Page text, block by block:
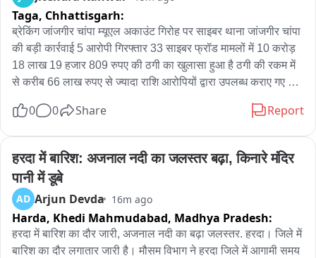
Taga, Chhattisgarh:
ब्रेकिंग जांजगीर चांपा म्यूएल अकाउंट गिरोह पर साइबर थाना जांजगीर चांपा
की बड़ी कार्रवाई 5 आरोपी गिरफ्तार 33 साइबर फ्रॉड मामलों में 10 करोड़
18 लाख 19 हजार 809 रुपए की ठगी का खुलासा हुआ है ठगी की रकम में
से करीब 66 लाख रुपए से ज्यादा राशि आरोपियों द्वारा उपलब्ध कराए गए
लालच में अपने बैंक खाते और सिम कार्ड साइबर ठगों को उपलब्ध कराए थे
में आरोपियों के बैंक खातों का कनेक्शन देश के 11 राज्यों में दर्ज 33 साइबर
फ्रॉड मामलों से सामने आया आंध्र प्रदेश गोवा गुजरात हिमाचल प्रदेश
कर्नाटक महाराष्ट्र राजस्थान तेलंगाना उत्तर प्रदेश पश्चिम बंगाल और
छत्तीसगढ़ में दर्ज मामलों से जुड़े मिले बैंक खाते पूछताछ में संदीप चंद्रा और
उसके साथियों द्वारा कमीशन का लालच देकर बैंक खाते खुलवाने की बात
सामने आई पुलिस मामले में आगे की जांच कर रही है और अन्य आरोपियों की
गिरफ्तारी भी संभव है 05 म्यूएल खाता धारकों को गिरफ्तार कर न्यायिक
0 0 Share Report
हरदा में बारिश: अजनाल नदी का जलस्तर बढ़ा, किनारे मंदिर
पानी में डूबे
AD Arjun Devda 16m ago
Harda, Khedi Mahmudabad, Madhya Pradesh:
हरदा में बारिश का दौर जारी, अजनाल नदी का बढ़ा जलस्तर. हरदा। जिले में
बारिश का दौर लगातार जारी है। मौसम विभाग ने हरदा जिले में आगामी समय